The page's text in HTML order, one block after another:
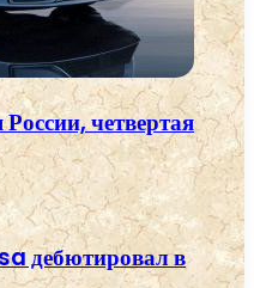
четвертая
дебютировал в